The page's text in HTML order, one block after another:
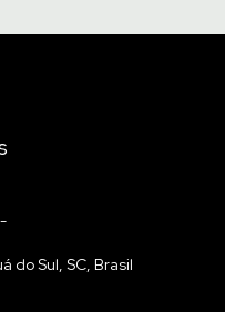
do Sul SC Brasil